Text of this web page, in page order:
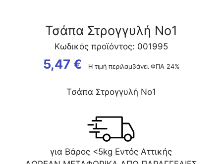
Τσάπα Στρογγυλή Νο1
Κωδικός προϊόντος: 001995
5,47 € Η τιμή περιλαμβάνει ΦΠΑ 24%
Τσάπα Στρογγυλή Νο1
για Βάρος <5kg Εντός Αττικής